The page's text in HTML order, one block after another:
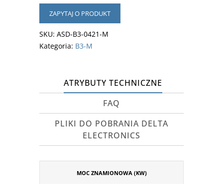
ZAPYTAJ O PRODUKT
SKU: ASD-B3-0421-M
Kategoria: B3-M
ATRYBUTY TECHNICZNE
FAQ
PLIKI DO POBRANIA DELTA
ELECTRONICS
MOC ZNAMIONOWA (KW)